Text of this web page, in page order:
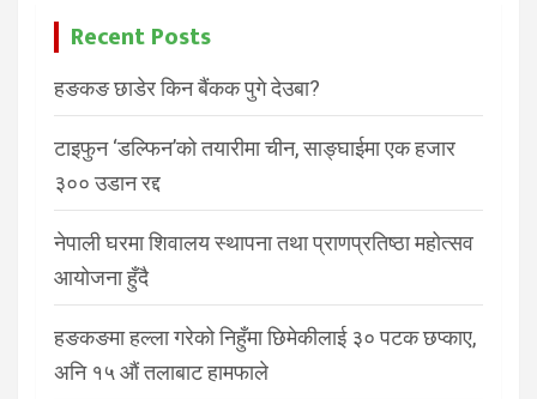
Recent Posts
हङकङ छाडेर किन बैंकक पुगे देउबा?
टाइफुन ‘डल्फिन’को तयारीमा चीन, साङ्घाईमा एक हजार
३०० उडान रद्द
नेपाली घरमा शिवालय स्थापना तथा प्राणप्रतिष्ठा महोत्सव
आयोजना हुँदै
हङकङमा हल्ला गरेको निहुँमा छिमेकीलाई ३० पटक छप्काए,
अनि १५ औं तलाबाट हामफाले